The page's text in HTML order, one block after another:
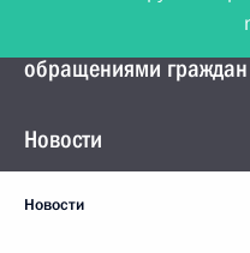
Управление
обращениями
Новости
Новости